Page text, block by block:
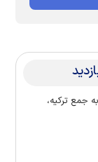
جمع ترکیه،